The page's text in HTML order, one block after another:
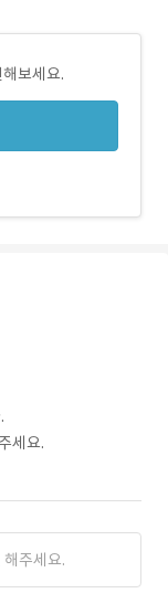
보세요.
세요.
해주세요.